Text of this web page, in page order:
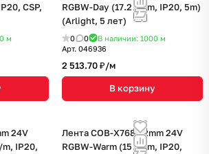
CSP,
м
RGBW-Day (17.2 W/m, IP20, 5m)
(Arlight, 5 лет)
0 0 В наличии: 1000 м
Арт. 046936
2 513.70 ₽/м
В корзину
24V
m, IP20,
Лента COB-X768-12mm 24V
RGBW-Warm (15 W/m, IP20,